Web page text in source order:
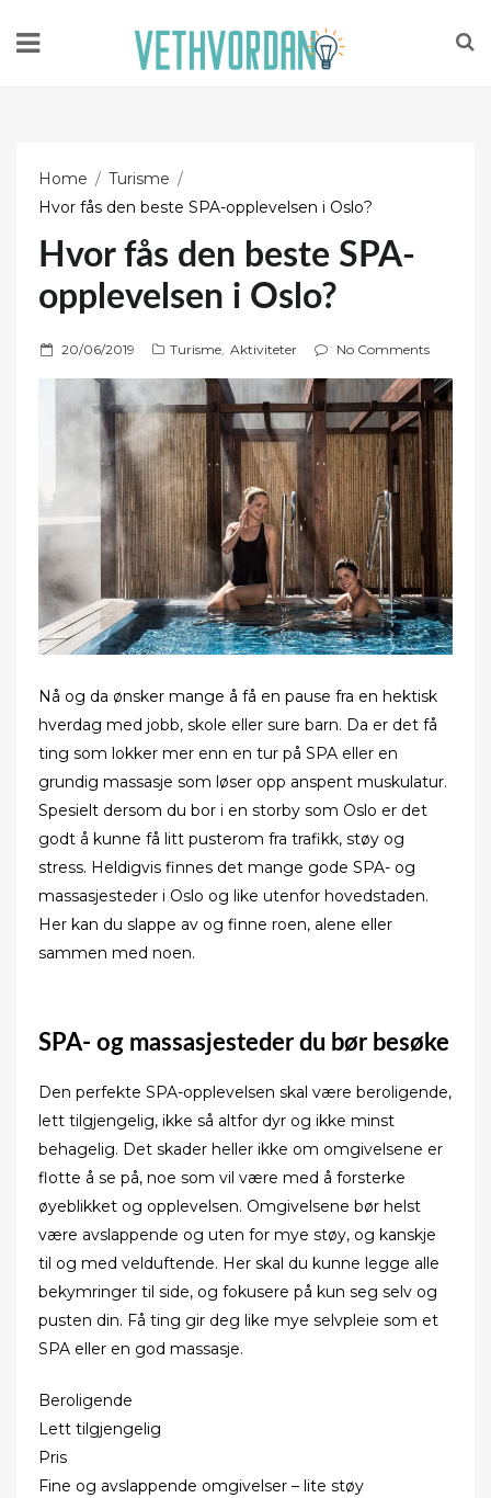
Home
Turisme
Hvor fås den beste SPA-opplevelsen i Oslo?
Hvor fås den beste SPA-
opplevelsen i Oslo?
P
o
o
20/06/2019 Turisme, Aktiviteter No Comments
Nå og da ønsker mange å få en pause fra en hektisk
hverdag med jobb, skole eller sure barn. Da er det få
ting som lokker mer enn en tur på SPA eller en
grundig massasje som løser opp anspent muskulatur.
Spesielt dersom du bor i en storby som Oslo er det
godt å kunne få litt pusterom fra trafikk, støy og
stress. Heldigvis finnes det mange gode SPA- og
massasjesteder i Oslo og like utenfor hovedstaden.
Her kan du slappe av og finne roen, alene eller
sammen med noen.
SPA- og massasjesteder du bør besøke
Den perfekte SPA-opplevelsen skal være beroligende,
lett tilgjengelig, ikke så altfor dyr og ikke minst
behagelig. Det skader heller ikke om omgivelsene er
flotte å se på, noe som vil være med å forsterke
øyeblikket og opplevelsen. Omgivelsene bør helst
være avslappende og uten for mye støy, og kanskje
til og med velduftende. Her skal du kunne legge alle
bekymringer til side, og fokusere på kun seg selv og
pusten din. Få ting gir deg like mye selvpleie som et
SPA eller en god massasje.
Beroligende
Lett tilgjengelig
Pris
Fine og avslappende omgivelser – lite støy